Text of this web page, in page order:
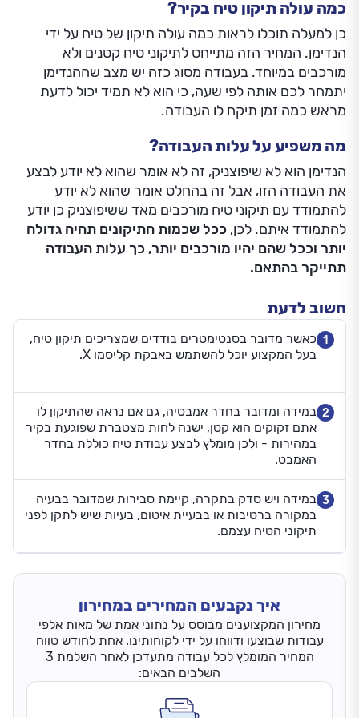
כמה עולה תיקון טיח בקיר?
כן למעלה תוכלו לראות כמה עולה תיקון של טיח על ידי
הנדימן. המחיר הזה מתייחס לתיקוני טיח קטנים ולא
מורכבים במיוחד. בעבודה מסוג כזה יש מצב שההנדימן
יתמחר לכם אותה לפי שעה, כי הוא לא תמיד יכול לדעת
מראש כמה זמן תיקח לו העבודה.
מה משפיע על עלות העבודה?
הנדימן הוא לא שיפוצניק, זה לא אומר שהוא לא יודע לבצע
את העבודה הזו, אבל זה בהחלט אומר שהוא לא יודע
להתמודד עם תיקוני טיח מורכבים מאד ששיפוצניק כן יודע
להתמודד איתם. לכן, ככל שכמות התיקונים תהיה גדולה
יותר וככל שהם יהיו מורכבים יותר, כך עלות העבודה
תתייקר בהתאם.
חשוב לדעת
1 כאשר מדובר בסנטימטרים בודדים שמצריכים תיקון טיח,
בעל המקצוע יוכל להשתמש באבקת קליסמו X.
2 במידה ומדובר בחדר אמבטיה, גם אם נראה שהתיקון לו
אתם זקוקים הוא קטן, ישנה לחות מצטברת שפוגעת בקיר
במהירות - ולכן מומלץ לבצע עבודת טיח כוללת בחדר
האמבט.
3 במידה ויש סדק בתקרה, קיימת סבירות שמדובר בבעיה
במקורה ברטיבות או בבעיית איטום, בעיות שיש לתקן לפני
תיקוני הטיח עצמם.
איך נקבעים המחירים במחירון
מחירון המקצוענים מבוסס על נתוני אמת של מאות אלפי
עבודות שבוצעו ודווחו על ידי לקוחותינו. אחת לחודש טווח
המחיר המומלץ לכל עבודה מתעדכן לאחר השלמת 3
השלבים הבאים: